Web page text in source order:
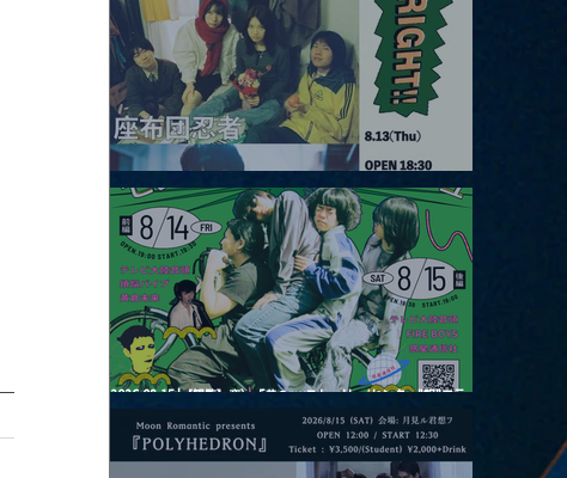
2026.08.13 |【観覧】JUST RIGHT!! vol.26
2026.08.15 |【観覧】夜）『巷のmyストーリー/センター"訳"フラ
ッシュ⚡️後編』